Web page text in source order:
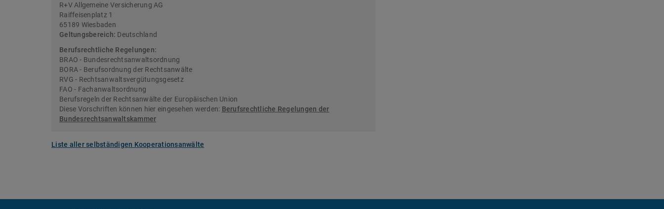
R+V Allgemeine Versicherung AG
Raiffeisenplatz 1
65189 Wiesbaden
Geltungsbereich: Deutschland
Berufsrechtliche Regelungen:
BRAO - Bundesrechtsanwaltsordnung
BORA - Berufsordnung der Rechtsanwälte
RVG - Rechtsanwaltsvergütungsgesetz
FAO - Fachanwaltsordnung
Berufsregeln der Rechtsanwälte der Europäischen Union
Diese Vorschriften können hier eingesehen werden: Berufsrechtliche Regelungen der
Bundesrechtsanwaltskammer
Liste aller selbständigen Kooperationsanwälte